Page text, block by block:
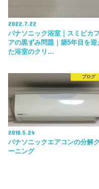
2022.7.22
パナソニック浴室｜スミピカ
アの黒ずみ問題｜築5年目を迎
た浴室のクリ…
ブログ
2018.5.24
パナソニックエアコンの分解
ーニング